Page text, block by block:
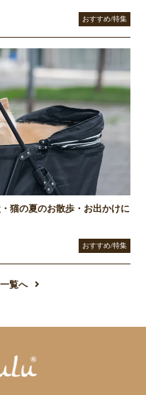
おすすめ/特集
猫の夏のお散歩・お出かけに
おすすめ/特集
覧へ